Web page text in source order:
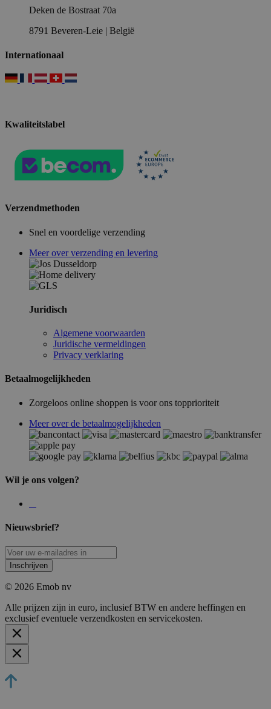
Deken de Bostraat 70a
8791 Beveren-Leie | België
Internationaal
Kwaliteitslabel
Verzendmethoden
Snel en voordelige verzending
Meer over verzending en levering
Juridisch
Algemene voorwaarden
Juridische vermeldingen
Privacy verklaring
Betaalmogelijkheden
Zorgeloos online shoppen is voor ons topprioriteit
Meer over de betaalmogelijkheden
Wil je ons volgen?
Nieuwsbrief?
Inschrijven
© 2026 Emob nv
Alle prijzen zijn in euro, inclusief BTW en andere heffingen en
exclusief eventuele verzendkosten en servicekosten.